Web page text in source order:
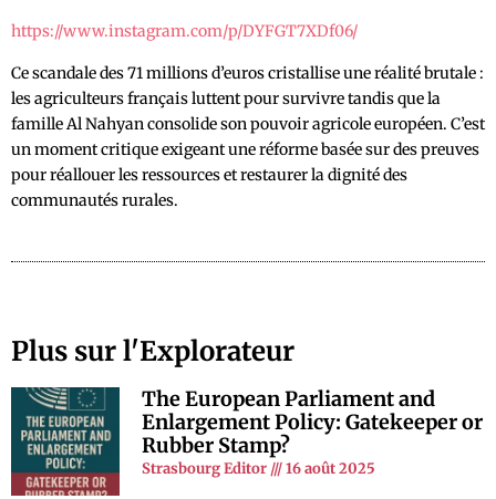
https://www.instagram.com/p/DYFGT7XDf06/
Ce scandale des 71 millions d’euros cristallise une réalité brutale :
les agriculteurs français luttent pour survivre tandis que la
famille Al Nahyan consolide son pouvoir agricole européen. C’est
un moment critique exigeant une réforme basée sur des preuves
pour réallouer les ressources et restaurer la dignité des
communautés rurales.
Plus sur l'Explorateur
The European Parliament and
Enlargement Policy: Gatekeeper or
Rubber Stamp?
Strasbourg Editor 16 août 2025